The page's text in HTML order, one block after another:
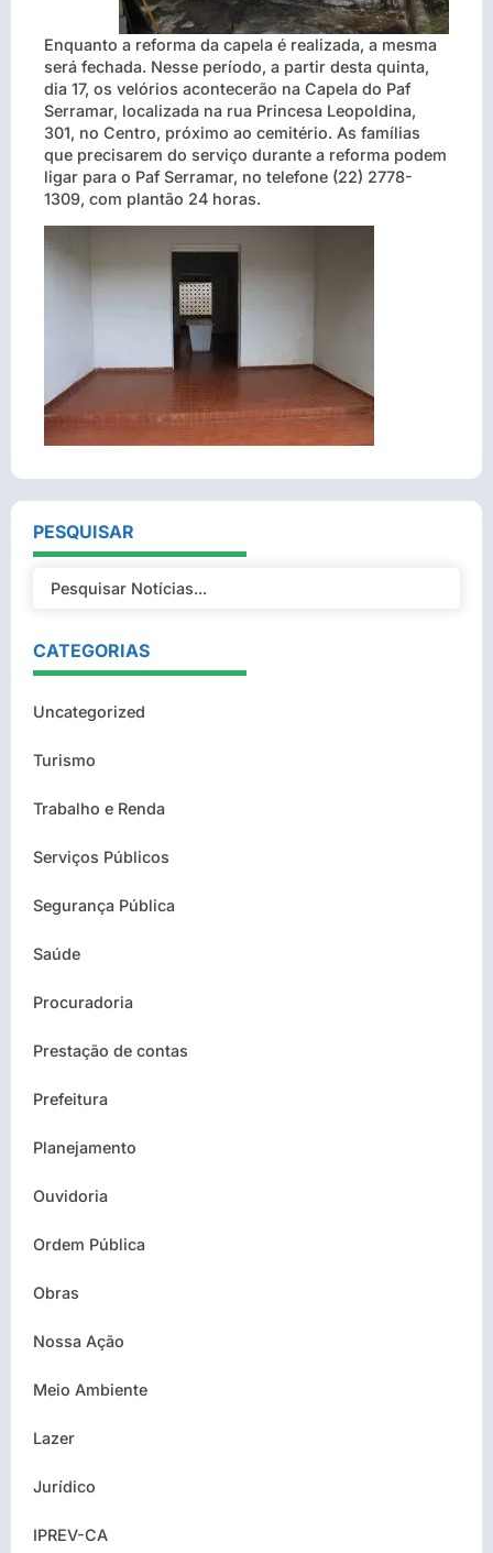
Enquanto a reforma da capela é realizada, a mesma
será fechada. Nesse período, a partir desta quinta,
dia 17, os velórios acontecerão na Capela do Paf
Serramar, localizada na rua Princesa Leopoldina,
301, no Centro, próximo ao cemitério. As famílias
que precisarem do serviço durante a reforma podem
ligar para o Paf Serramar, no telefone (22) 2778-
1309, com plantão 24 horas.
PESQUISAR
CATEGORIAS
Uncategorized
Turismo
Trabalho e Renda
Serviços Públicos
Segurança Pública
Saúde
Procuradoria
Prestação de contas
Prefeitura
Planejamento
Ouvidoria
Ordem Pública
Obras
Nossa Ação
Meio Ambiente
Lazer
Jurídico
IPREV-CA